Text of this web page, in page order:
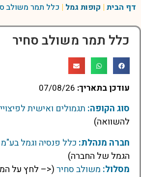
דף הבית | קופות גמל | כלל תמר משולב
כלל תמר משולב סחיר
עודכן בתאריך: 07/08/26
סוג הקופה: תגמולים ואישית
להשוואה)
חברה מנהלת: כלל פנסיה וגמל בע"מ
הגמל של החברה)
מסלול: משולב סחיר(<– לחץ על